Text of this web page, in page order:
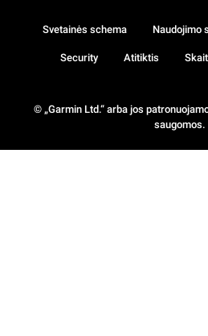
© „Garmin Ltd.“ arba jos
saugomos.
Svetainės schema Naudojimo
Security Atitiktis